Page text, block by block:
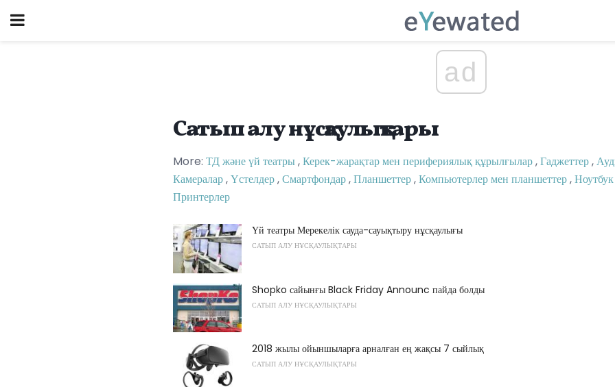
ad
Сатып алу нұсқаулықтары
More: ТД және үй театры,Керек-жарақтар мен перифериялық құрылғылар,Гаджеттер,
Камералар,Үстелдер,Смартфондар,Планшеттер,Компьютерлер мен планшеттер,Ноутбук
Принтерлер
Үй театры Мерекелік сауда-сауықтыру нұсқаулығы
САТЫП АЛУ НҰСҚАУЛЫҚТАРЫ
Shopko сайынғы Black Friday Announc пайда болды
САТЫП АЛУ НҰСҚАУЛЫҚТАРЫ
2018 жылы ойыншыларға арналған ең жақсы 7 сыйлық
САТЫП АЛУ НҰСҚАУЛЫҚТАРЫ